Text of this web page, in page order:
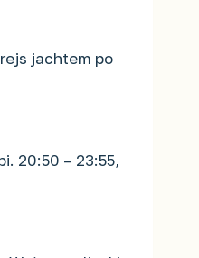
jachtem po
20:50 – 23:55,